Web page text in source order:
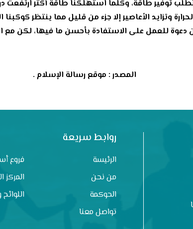
توفير طاقة، وكلما استهلكنا طاقة أكثر
وتزايد الأعاصير إلا جزء من قليل مما ينتظر
دعوة للعمل على الاستفادة بأحسن ما فيها، لكن
المصدر : موقع رسالة الإسلام .
روابط سريعة
الرئيسة
فروع
من نحن
المركز
الحوكمة
اللوائح
تواصل معنا